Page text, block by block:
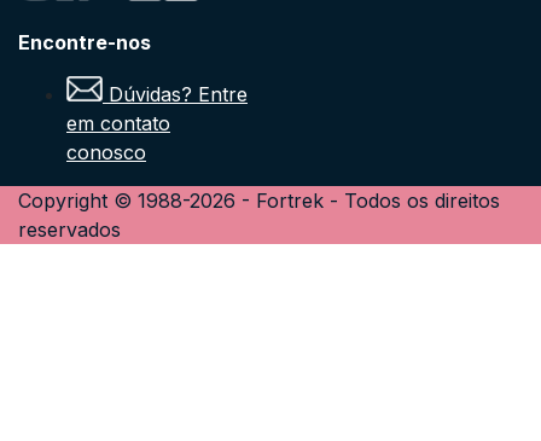
Encontre-nos
Dúvidas? Entre
em contato
conosco
Copyright © 1988-2026 - Fortrek - Todos os direitos
reservados